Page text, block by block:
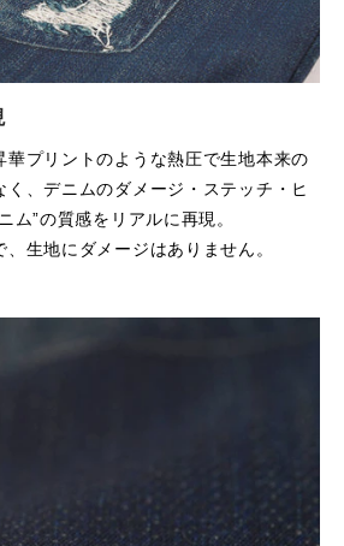
華プリントのような熱圧で生地本来の
く、デニムのダメージ・ステッチ・ヒ
ム”の質感をリアルに再現。
生地にダメージはありません。